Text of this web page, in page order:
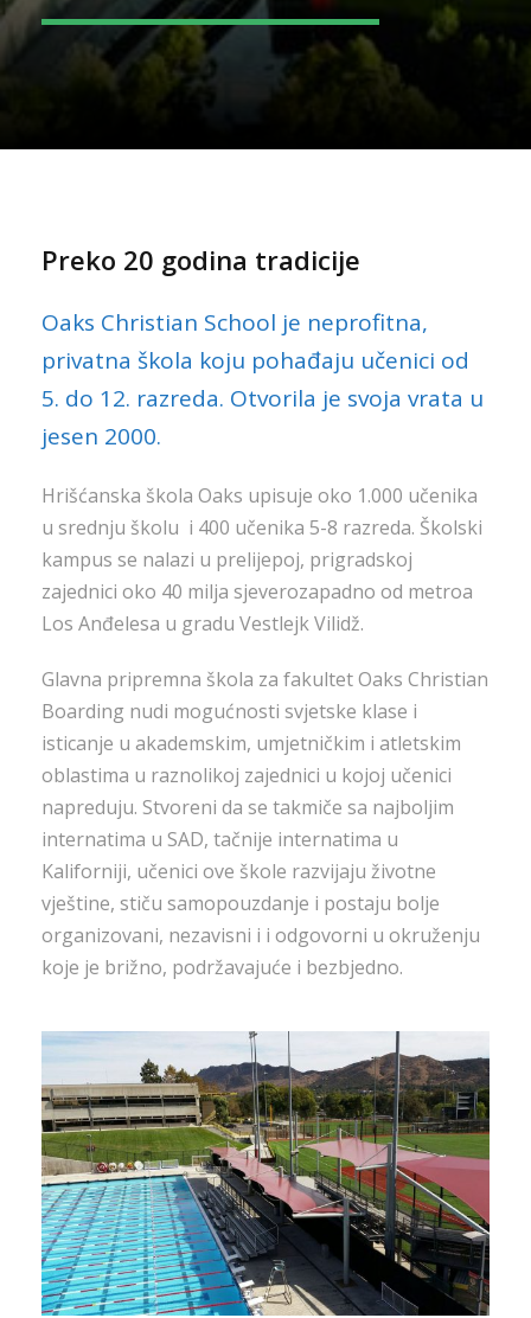
Preko 20 godina tradicije
Oaks Christian School je neprofitna,
privatna škola koju pohađaju učenici od
5. do 12. razreda. Otvorila je svoja vrata u
jesen 2000.
Hrišćanska škola Oaks upisuje oko 1.000 učenika
u srednju školu i 400 učenika 5-8 razreda. Školski
kampus se nalazi u prelijepoj, prigradskoj
zajednici oko 40 milja sjeverozapadno od metroa
Los Anđelesa u gradu Vestlejk Vilidž.
Glavna pripremna škola za fakultet Oaks Christian
Boarding nudi mogućnosti svjetske klase i
isticanje u akademskim, umjetničkim i atletskim
oblastima u raznolikoj zajednici u kojoj učenici
napreduju. Stvoreni da se takmiče sa najboljim
internatima u SAD, tačnije internatima u
Kaliforniji, učenici ove škole razvijaju životne
vještine, stiču samopouzdanje i postaju bolje
organizovani, nezavisni i i odgovorni u okruženju
koje je brižno, podržavajuće i bezbjedno.